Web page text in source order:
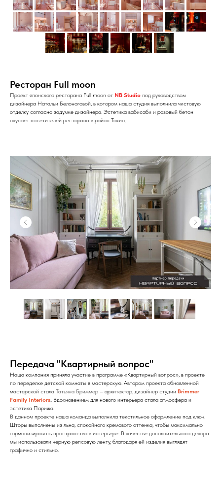
Ресторан Full moon
Проект японского ресторана Full moon от NB Studio под руководством
дизайнера Натальи Белоноговой, в котором наша студия выполнила чистовую
отделку согласно задумке дизайнера. Эстетика вабисаби и розовый бетон
окунает посетителей ресторана в район Токио.
Передача "Квартирный вопрос"
Наша компания приняла участие в программе «Квартирный вопрос», в проекте
по переделке детской комнаты в мастерскую. Автором проекта обновленной
мастерской стала Татьяна Бриммер – архитектор, дизайнер студии Brimmer
Family Interiors. Вдохновением для нового интерьера стала атмосфера и
эстетика Парижа.
В данном проекте наша команда выполнила текстильное оформление под ключ.
Шторы выполнены из льна, спокойного кремового оттенка, чтобы максимально
гармонизировать пространство в интерьере. В качестве дополнительного декора
мы использовали черную репсовую ленту, благодаря ей изделия выглядят
графично и стильно.